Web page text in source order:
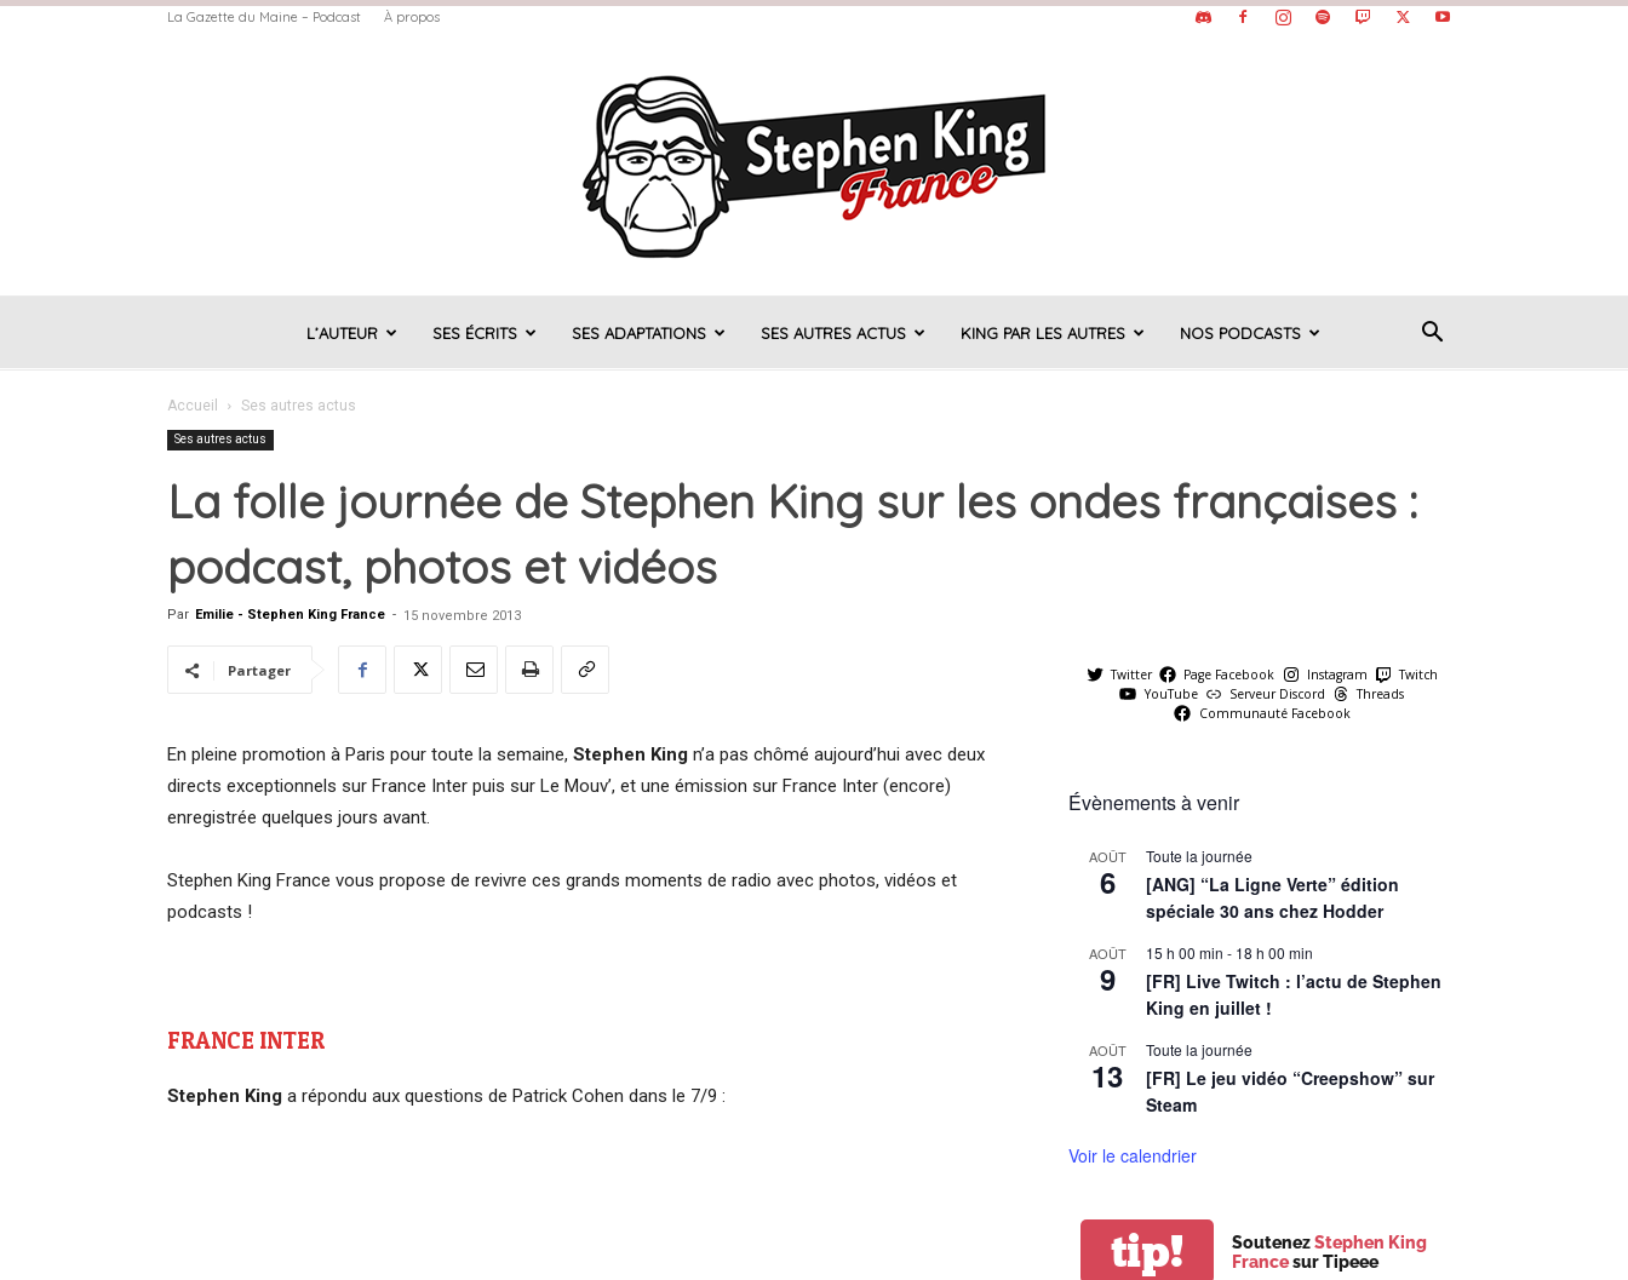
La Gazette du Maine – Podcast À propos
Stephen
King
L’AUTEUR SES ÉCRITS SES ADAPTATIONS SES AUTRES ACTUS KING PAR LES AUTRES NOS PODCASTS
Accueil Ses autres actus
Ses autres actus
La folle journée de Stephen King sur les ondes françaises :
podcast, photos et vidéos
Par Emilie - Stephen King France - 15 novembre 2013
Partager
En pleine promotion à Paris pour toute la semaine, Stephen King n’a pas chômé aujourd’hui avec deux
directs exceptionnels sur France Inter puis sur Le Mouv’, et une émission sur France Inter (encore)
enregistrée quelques jours avant.
Stephen King France vous propose de revivre ces grands moments de radio avec photos, vidéos et
podcasts !
FRANCE INTER
Stephen King a répondu aux questions de Patrick Cohen dans le 7/9 :
Twitter Page Facebook Instagram
Twitch
YouTube
Serveur Discord
Threads
Communauté Facebook
Évènements à venir
AOÛT
6
Toute la journée
[ANG] “La Ligne Verte” édition
spéciale 30 ans chez Hodder
AOÛT
9
15 h 00 min - 18 h 00 min
[FR] Live Twitch : l’actu de Stephen
King en juillet !
AOÛT
13
Toute la journée
[FR] Le jeu vidéo “Creepshow” sur
Steam
Voir le calendrier
tip! SoutenezStephen King
Francesur Tipeee